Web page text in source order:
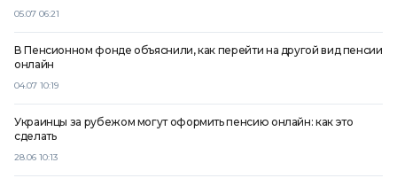
05.07 06:21
04.07 10:19
В Пенсионном фонде объяснили, как перейти на другой вид пенсии
онлайн
28.06 10:13
Украинцы за рубежом могут оформить пенсию онлайн: как это
сделать